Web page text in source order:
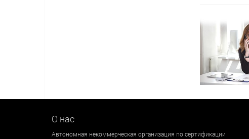
О нас
Автономная некоммерческая организация по сертификации